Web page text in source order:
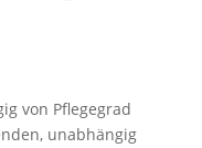
von Pflegegrad
unabhängig